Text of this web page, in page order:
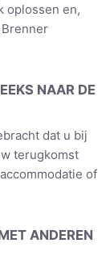
oplossen en,
NAAR DE
dat u bij
terugkomst
of
ANDEREN